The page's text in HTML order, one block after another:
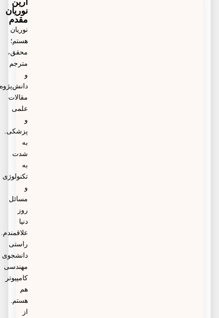
نوریان
مقدم
نوریان
هستم؛
محقق،
مترجم
دانش‌پژوه
مقالات
علمی
پزشکی.
شدت
تکنولوژی
مسائل
علاقمندم.
راستی
دانشجوی
مهندسی
کامپیوتر
هستم.